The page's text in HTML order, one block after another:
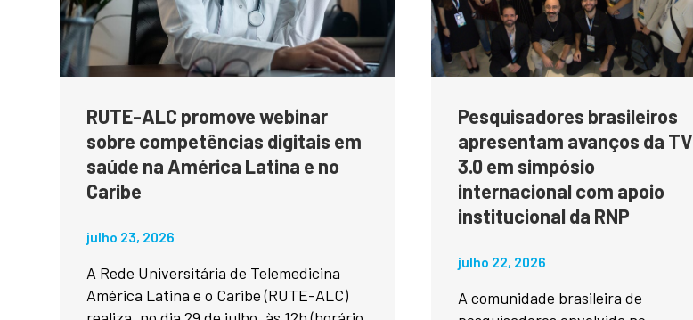
RUTE-ALC promove webinar
sobre competências digitais em
saúde na América Latina e no
Caribe
julho 23, 2026
A Rede Universitária de Telemedicina
América Latina e o Caribe (RUTE-ALC)
Pesquisadores brasileiros
apresentam avanços da TV
3.0 em simpósio
internacional com apoio
institucional da RNP
julho 22, 2026
A comunidade brasileira de